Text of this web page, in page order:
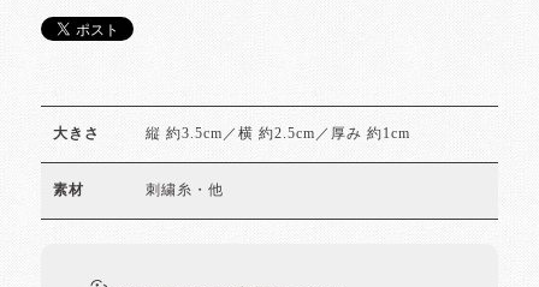
大きさ 縦 約3.5cm／横 約2.5cm／厚み 約1cm
素材 刺繍糸・他